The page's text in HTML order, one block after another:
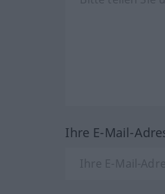
Ihre E-Mail-